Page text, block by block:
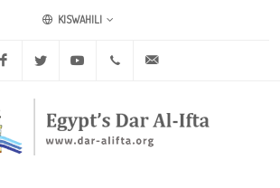
KISWAHILI
Facebook Twitter Youtube +20 2 25970400